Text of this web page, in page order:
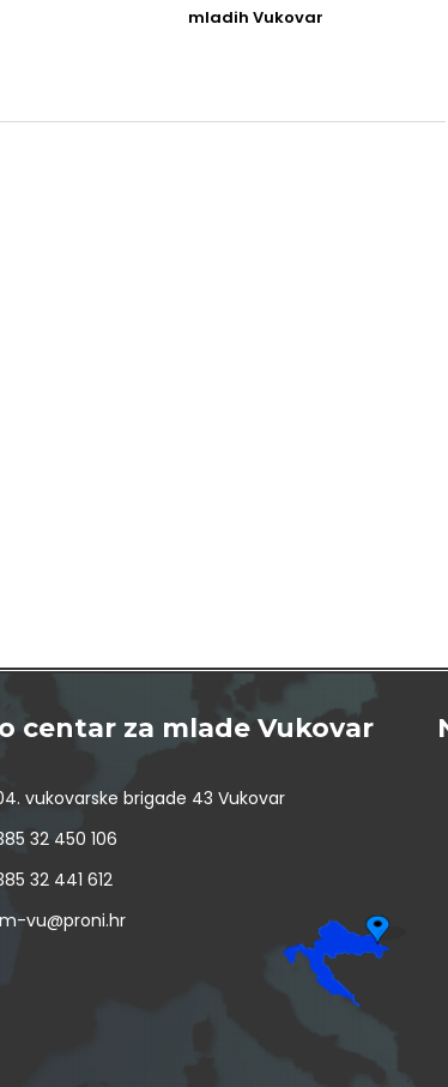
Post
mladih Vukovar
centar za mlade Vukovar
vukovarske brigade 43 Vukovar
32 450 106
32 441 612
vu@proni.hr